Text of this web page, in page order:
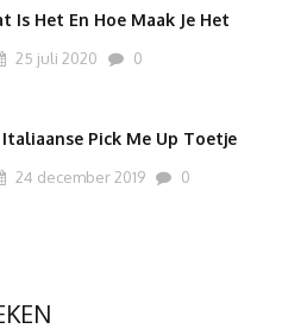
Is Het En Hoe Maak Je Het
25 juli 2020 0
Pick Me Up Toetje
24 december 2019 0